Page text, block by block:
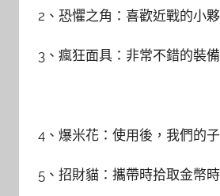
2、恐懼之角：喜歡近戰的小
3、瘋狂面具：非常不錯的裝
4、爆米花：使用後，我們的
5、招財貓：攜帶時拾取金幣